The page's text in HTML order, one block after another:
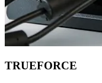
TRUEFORCE